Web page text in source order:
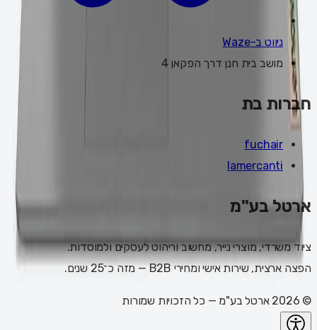
ניווט ב-Waze
מושב בית חנן דרך הפקאן 4
חברות בת
fuchair
lamercanti
ארטל בע"מ
ציוד משרדי, מוצרי נייר, מחשוב וריהוט לעסקים ולמוסדות.
הפצה ארצית, שירות אישי ומחירי B2B — מזה כ־25 שנים.
©
2026 ארטל בע"מ — כל הזכויות שמורות